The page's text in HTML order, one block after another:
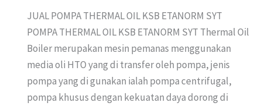
JUAL POMPA THERMAL OIL KSB ETANORM SYT
POMPA THERMAL OIL KSB ETANORM SYT Thermal Oil
Boiler merupakan mesin pemanas menggunakan
media oli HTO yang di transfer oleh pompa, jenis
pompa yang di gunakan ialah pompa centrifugal,
pompa khusus dengan kekuatan daya dorong di